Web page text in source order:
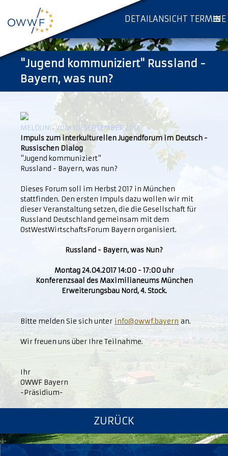
DETAILANSICHT TERMINE
"Jugend kommuniziert" Russland -
Bayern, was nun?
MELDUNG VOM 10. SEPTEMBER 2018
Impuls zum interkulturellen Jugendforum im Deutsch -
Russischen Dialog
"Jugend kommuniziert"
Russland - Bayern, was nun?
Dieses Forum soll im Herbst 2017 in München
stattfinden. Den ersten Impuls dazu wollen wir mit
dieser Veranstaltung setzen, die die Gesellschaft für
Russland Deutschland gemeinsam mit dem
OstWestWirtschaftsForum Bayern organisiert.
Russland - Bayern, was Nun?
Montag 24.04.2017 14:00 - 17:00 uhr
Konferenzsaal des Maximilianeums München
Erweiterungsbau Nord, 4. Stock.
Bitte melden Sie sich unter info@owwf.bayern an.
Wir freuen uns über Ihre Teilnahme.
Ihr
OWWF Bayern
-Präsidium-
ZURÜCK